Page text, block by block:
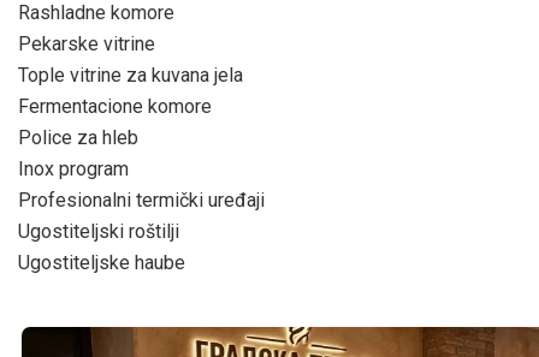
Rashladne komore
Pekarske vitrine
Tople vitrine za kuvana jela
Fermentacione komore
Police za hleb
Inox program
Profesionalni termički uređaji
Ugostiteljski roštilji
Ugostiteljske haube